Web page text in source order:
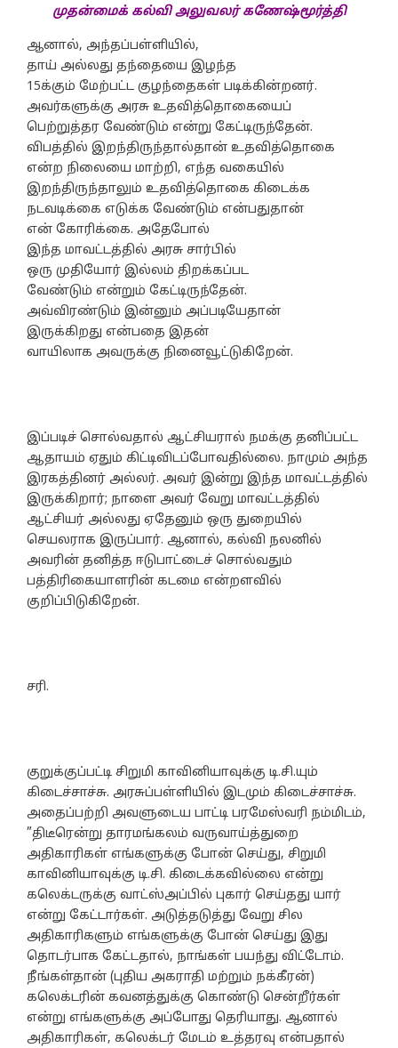
முதன்மைக் கல்வி அலுவலர் கணேஷ்மூர்த்தி
ஆனால், அந்தப்பள்ளியில்,
தாய் அல்லது தந்தையை இழந்த
15க்கும் மேற்பட்ட குழந்தைகள் படிக்கின்றனர்.
அவர்களுக்கு அரசு உதவித்தொகையைப்
பெற்றுத்தர வேண்டும் என்று கேட்டிருந்தேன்.
விபத்தில் இறந்திருந்தால்தான் உதவித்தொகை
என்ற நிலையை மாற்றி, எந்த வகையில்
இறந்திருந்தாலும் உதவித்தொகை கிடைக்க
நடவடிக்கை எடுக்க வேண்டும் என்பதுதான்
என் கோரிக்கை. அதேபோல்
இந்த மாவட்டத்தில் அரசு சார்பில்
ஒரு முதியோர் இல்லம் திறக்கப்பட
வேண்டும் என்றும் கேட்டிருந்தேன்.
அவ்விரண்டும் இன்னும் அப்படியேதான்
இருக்கிறது என்பதை இதன்
வாயிலாக அவருக்கு நினைவூட்டுகிறேன்.
இப்படிச் சொல்வதால் ஆட்சியரால் நமக்கு தனிப்பட்ட
ஆதாயம் ஏதும் கிட்டிவிடப்போவதில்லை. நாமும் அந்த
இரகத்தினர் அல்லர். அவர் இன்று இந்த மாவட்டத்தில்
இருக்கிறார்; நாளை அவர் வேறு மாவட்டத்தில்
ஆட்சியர் அல்லது ஏதேனும் ஒரு துறையில்
செயலராக இருப்பார். ஆனால், கல்வி நலனில்
அவரின் தனித்த ஈடுபாட்டைச் சொல்வதும்
பத்திரிகையாளரின் கடமை என்றளவில்
குறிப்பிடுகிறேன்.
சரி.
குறுக்குப்பட்டி சிறுமி காவினியாவுக்கு டி.சி.யும்
கிடைச்சாச்சு. அரசுப்பள்ளியில் இடமும் கிடைச்சாச்சு.
அதைப்பற்றி அவளுடைய பாட்டி பரமேஸ்வரி நம்மிடம்,
”திடீரென்று தாரமங்கலம் வருவாய்த்துறை
அதிகாரிகள் எங்களுக்கு போன் செய்து, சிறுமி
காவினியாவுக்கு டி.சி. கிடைக்கவில்லை என்று
கலெக்டருக்கு வாட்ஸ்அப்பில் புகார் செய்தது யார்
என்று கேட்டார்கள். அடுத்தடுத்து வேறு சில
அதிகாரிகளும் எங்களுக்கு போன் செய்து இது
தொடர்பாக கேட்டதால், நாங்கள் பயந்து விட்டோம்.
நீங்கள்தான் (புதிய அகராதி மற்றும் நக்கீரன்)
கலெக்டரின் கவனத்துக்கு கொண்டு சென்றீர்கள்
என்று எங்களுக்கு அப்போது தெரியாது. ஆனால்
அதிகாரிகள், கலெக்டர் மேடம் உத்தரவு என்பதால்